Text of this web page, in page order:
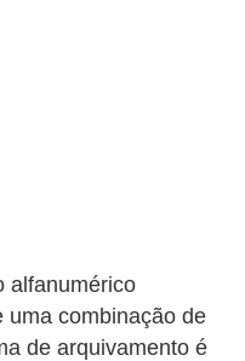
alfanumérico
uma combinação de
de arquivamento é